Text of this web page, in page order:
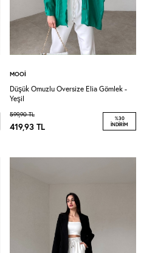
MOOI
Düşük Omuzlu Oversize Elia Gömlek -
Yeşil
599,90TL
419,93 TL
%30
İNDIRIM